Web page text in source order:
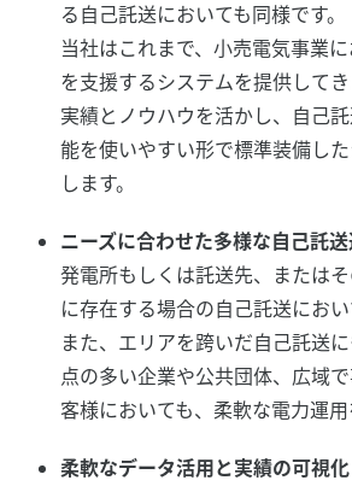
る自己託送においても同様です。
当社はこれまで、小売電気事業
を支援するシステムを提供して
実績とノウハウを活かし、自己
能を使いやすい形で標準装備し
します。
ニーズに合わせた多様な自己託
発電所もしくは託送先、または
に存在する場合の自己託送におい
また、エリアを跨いだ自己託送
点の多い企業や公共団体、広域
客様においても、柔軟な電力運用
柔軟なデータ活用と実績の可視化